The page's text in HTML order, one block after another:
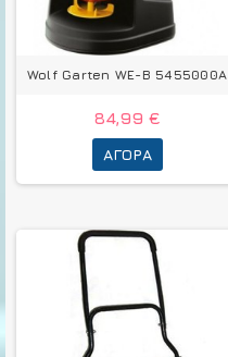
Wolf Garten WE-B 5455000A
84,99 €
ΑΓΟΡΆ